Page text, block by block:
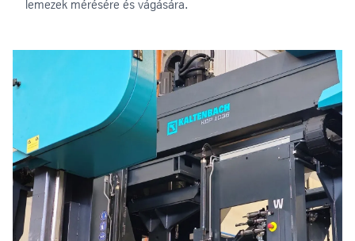
lemezek mérésére és vágására.